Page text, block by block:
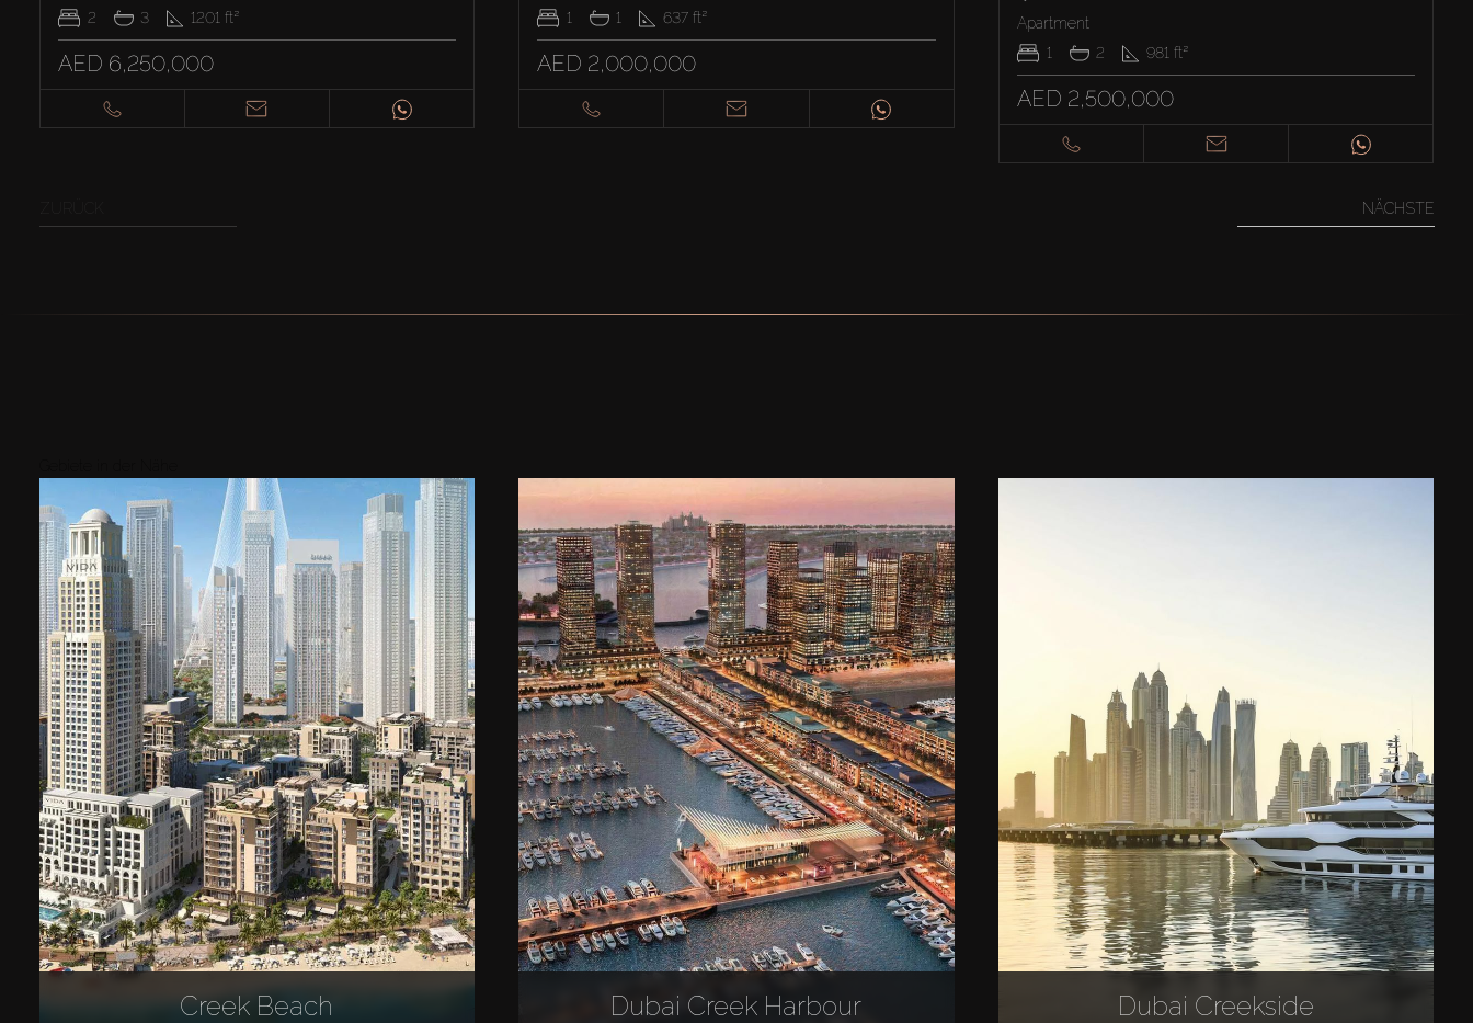
2
3 1201 ft²
AED 6,250,000
1
1 637ft²
AED 2,000,000
Apartment
1
2 981 ft²
AED 2,500,000
NÄCHSTE
Creek Beach Dubai Creek Harbour Dubai Creekside